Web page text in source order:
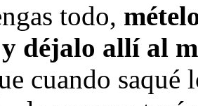
todo,
déjalo allí al
cuando saqué